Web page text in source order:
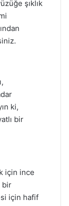
şıklık
ki,
bir
için ince
bir
için hafif